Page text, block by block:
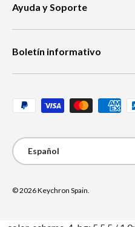
Ayuda y Soporte
Boletín informativo
Métodos de pago aceptados
Idioma
Español
© 2026Keychron Spain